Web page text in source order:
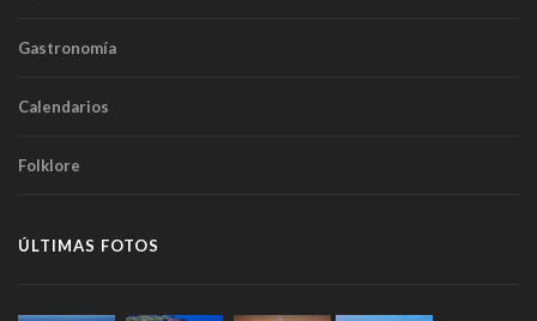
Gastronomía
Calendarios
Folklore
ÚLTIMAS FOTOS